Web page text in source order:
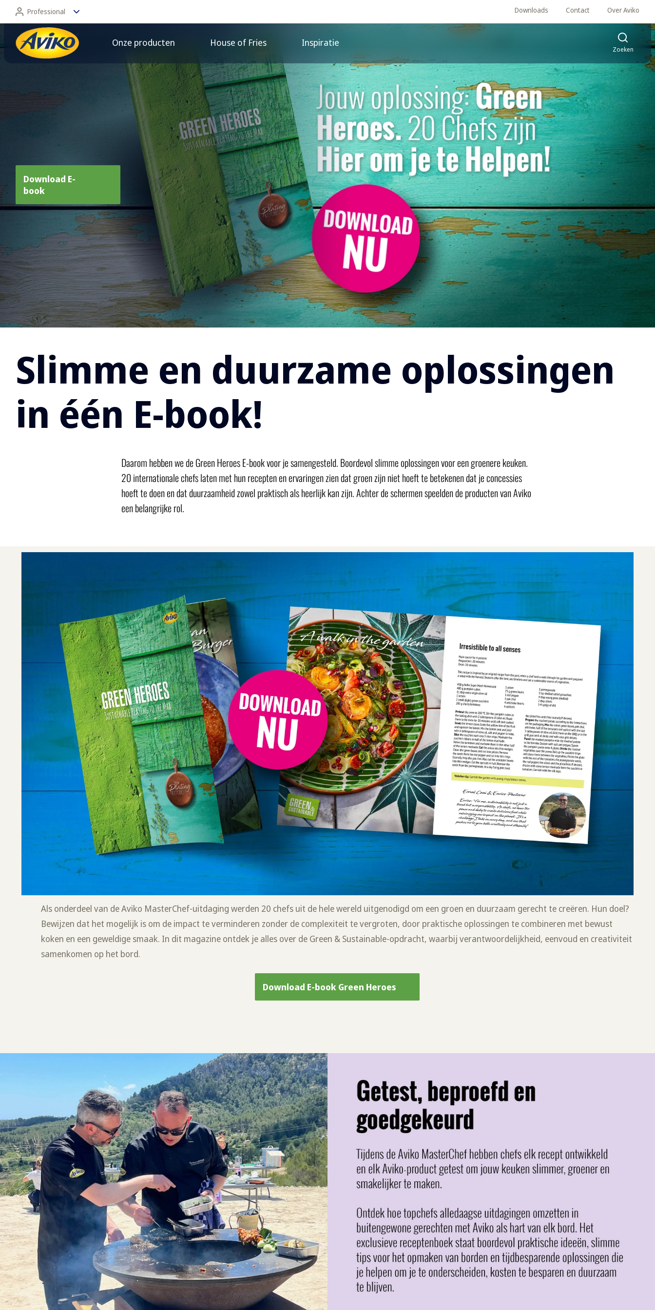
Professional
Professional
Consument
Downloads Contact Over Aviko
Onze producten House of Fries Inspiratie
Zoeken
Slimme en duurzame oplossingen in één E-book!
Download E-
book
Slimme en duurzame oplossingen
in één E-book!
Daarom hebben we de Green Heroes E-book voor je samengesteld. Boordevol slimme oplossingen voor een groenere keuken.
20 internationale chefs laten met hun recepten en ervaringen zien dat groen zijn niet hoeft te betekenen dat je concessies
hoeft te doen en dat duurzaamheid zowel praktisch als heerlijk kan zijn. Achter de schermen speelden de producten van Aviko
een belangrijke rol.
Als onderdeel van de Aviko MasterChef-uitdaging werden 20 chefs uit de hele wereld uitgenodigd om een groen en duurzaam gerecht te creëren. Hun doel?
Bewijzen dat het mogelijk is om de impact te verminderen zonder de complexiteit te vergroten, door praktische oplossingen te combineren met bewust
koken en een geweldige smaak. In dit magazine ontdek je alles over de Green & Sustainable-opdracht, waarbij verantwoordelijkheid, eenvoud en creativiteit
samenkomen op het bord.
Download E-book Green Heroes